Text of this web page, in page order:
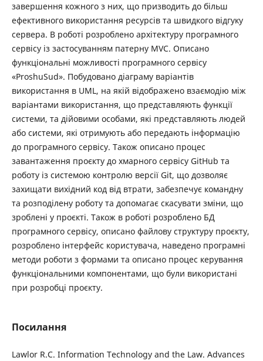
завершення кожного з них, що призводить до більш
ефективного використання ресурсів та швидкого відгуку
сервера. В роботі розроблено архітектуру програмного
сервісу із застосуванням патерну MVC. Описано
функціональні можливості програмного сервісу
«ProshuSud». Побудовано діаграму варіантів
використання в UML, на якій відображено взаємодію між
варіантами використання, що представляють функції
системи, та дійовими особами, які представляють людей
або системи, які отримують або передають інформацію
до програмного сервісу. Також описано процес
завантаження проєкту до хмарного сервісу GitHub та
роботу із системою контролю версії Git, що дозволяє
захищати вихідний код від втрати, забезпечує командну
та розподілену роботу та допомагає скасувати зміни, що
зроблені у проєкті. Також в роботі розроблено БД
програмного сервісу, описано файлову структуру проєкту,
розроблено інтерфейс користувача, наведено програмні
методи роботи з формами та описано процес керування
функціональними компонентами, що були використані
при розробці проєкту.
Посилання
Lawlor R.C. Information Technology and the Law. Advances